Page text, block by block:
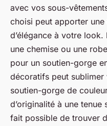
avec vos sous-
choisi peut apporter une
d’élégance à votre
une chemise ou une
pour un soutien-gorge
décoratifs peut
soutien-gorge de
d’originalité à une
fait possible de trouver